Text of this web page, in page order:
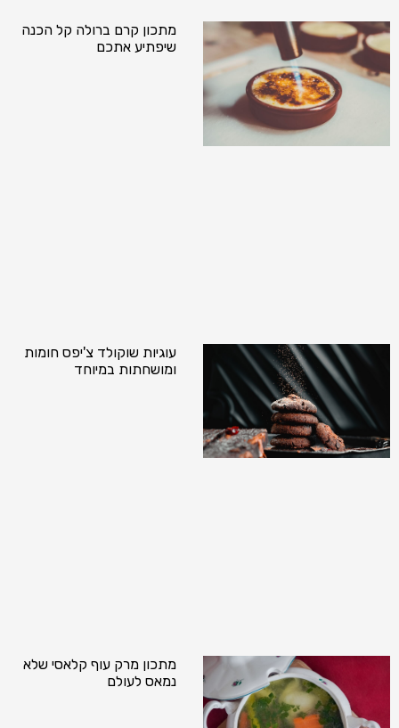
מתכון קרם ברולה קל הכנה
שיפתיע אתכם
עוגיות שוקולד צ'יפס חומות
ומושחתות במיוחד
מתכון מרק עוף קלאסי שלא
נמאס לעולם